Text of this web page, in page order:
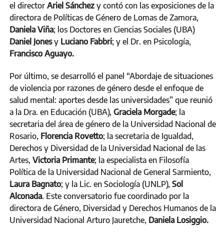
el director Ariel Sánchez y contó con las exposiciones de la
directora de Políticas de Género de Lomas de Zamora,
Daniela Viña; los Doctores en Ciencias Sociales (UBA)
Daniel Jonesy Luciano Fabbri; y el Dr. en Psicología,
Francisco Aguayo.
Por último, se desarrolló el panel “Abordaje de situaciones
de violencia por razones de género desde el enfoque de
salud mental: aportes desde las universidades” que reunió
a la Dra. en Educación (UBA), Graciela Morgade; la
secretaria del área de género de la Universidad Nacional de
Rosario, Florencia Rovetto; la secretaria de Igualdad,
Derechos y Diversidad de la Universidad Nacional de las
Artes, Victoria Primante; la especialista en Filosofía
Política de la Universidad Nacional de General Sarmiento,
Laura Bagnato; y la Lic. en Sociología (UNLP), Sol
Alconada. Este conversatorio fue coordinado por la
directora de Género, Diversidad y Derechos Humanos de la
Universidad Nacional Arturo Jauretche, Daniela Losiggio.